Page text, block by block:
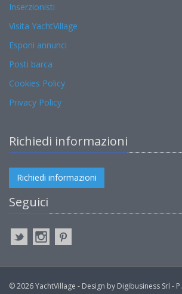
Inserzionisti
Visita YachtVillage
Esponi annunci
Posti barca
Cookies Policy
Privacy Policy
Richiedi informazioni
Richiedi informazioni
Seguici
© 2026 YachtVillage - Design by Digibusiness Srl -